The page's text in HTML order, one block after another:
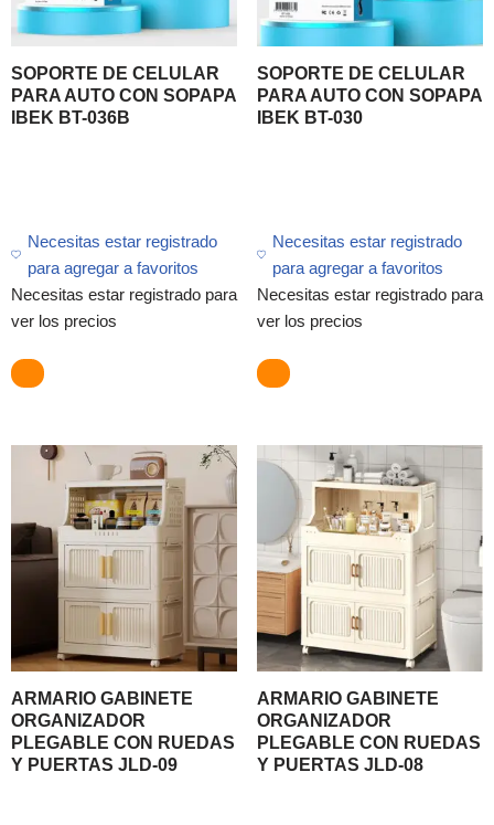
SOPORTE DE CELULAR
PARA AUTO CON SOPAPA
IBEK BT-036B
Necesitas estar registrado
para agregar a favoritos
Necesitas estar registrado para
ver los precios
SOPORTE DE CELULAR
PARA AUTO CON SOPAPA
IBEK BT-030
Necesitas estar registrado
para agregar a favoritos
Necesitas estar registrado para
ver los precios
ARMARIO GABINETE
ORGANIZADOR
PLEGABLE CON RUEDAS
Y PUERTAS JLD-09
ARMARIO GABINETE
ORGANIZADOR
PLEGABLE CON RUEDAS
Y PUERTAS JLD-08